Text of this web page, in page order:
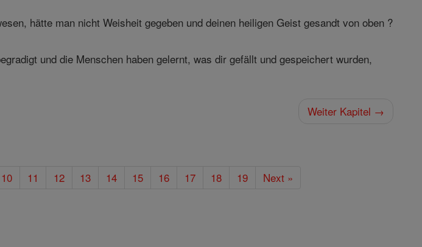
hätte man nicht Weisheit gegeben und deinen heiligen Geist gesandt von oben ?
und die Menschen haben gelernt, was dir gefällt und gespeichert wurden,
Weiter Kapitel →
10 11 12 13 14 15 16 17 18 19 Next »